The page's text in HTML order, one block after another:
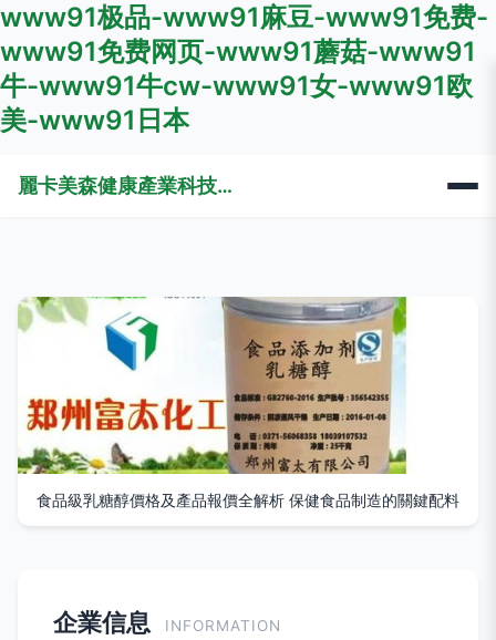
www91极品-www91麻豆-www91免费-
www91免费网页-www91蘑菇-www91
牛-www91牛cw-www91女-www91欧
美-www91日本
麗卡美森健康產業科技（廣州）有限公司
食品級乳糖醇價格及產品報價全解析 保健食品制造的關鍵配料
企業信息 INFORMATION